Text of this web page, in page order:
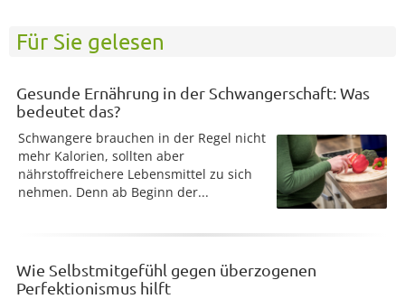
Für Sie gelesen
Gesunde Ernährung in der Schwangerschaft: Was
bedeutet das?
Schwangere brauchen in der Regel nicht
mehr Kalorien, sollten aber
nährstoffreichere Lebensmittel zu sich
nehmen. Denn ab Beginn der...
Wie Selbstmitgefühl gegen überzogenen
Perfektionismus hilft